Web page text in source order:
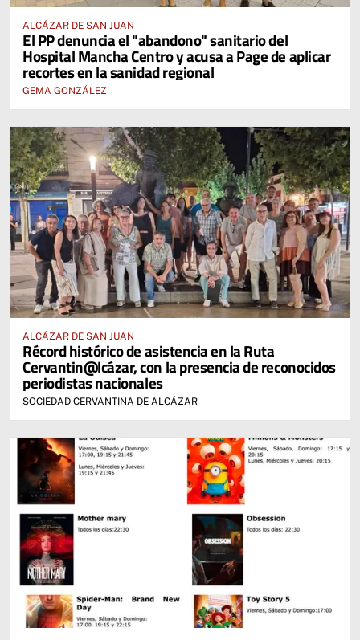
ALCÁZAR DE SAN JUAN
El PP denuncia el "abandono" sanitario del
Hospital Mancha Centro y acusa a Page de aplicar
recortes en la sanidad regional
GEMA GONZÁLEZ
ALCÁZAR DE SAN JUAN
Récord histórico de asistencia en la Ruta
Cervantin@lcázar, con la presencia de reconocidos
periodistas nacionales
SOCIEDAD CERVANTINA DE ALCÁZAR